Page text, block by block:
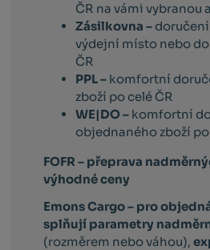
ČR na vámi vybranou
Zásilkovna – doručení
výdejní místo nebo do
ČR
PPL – komfortní
zboží po celé ČR
WE|DO – komfortní
objednaného zboží po
FOFR – přeprava
výhodné ceny
Emons Cargo – pro
splňují parametry
(rozměrem nebo váhou),